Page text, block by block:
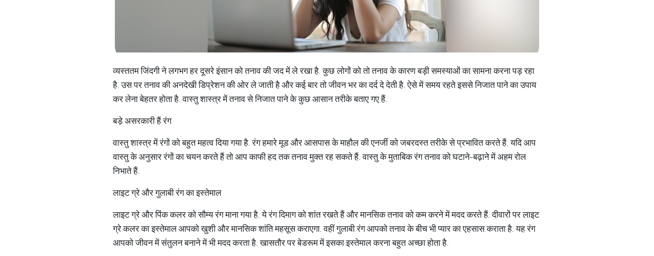
व्‍यस्‍ततम जिंदगी ने लगभग हर दूसरे इंसान को तनाव की जद में ले रखा है. कुछ लोगों को तो तनाव के कारण बड़ी समस्‍याओं का सामना करना पड़ रहा
है. उस पर तनाव की अनदेखी डिप्रेशन की ओर ले जाती है और कई बार तो जीवन भर का दर्द दे देती है. ऐसे में समय रहते इससे निजात पाने का उपाय
कर लेना बेहतर होता है. वास्‍तु शास्‍त्र में तनाव से निजात पाने के कुछ आसान तरीके बताए गए हैं.
बड़े असरकारी हैं रंग
वास्‍तु शास्‍त्र में रंगों को बहुत महत्‍व दिया गया है. रंग हमारे मूड और आसपास के माहौल की एनर्जी को जबरदस्‍त तरीके से प्रभावित करते हैं. यदि आप
वास्तु के अनुसार रंगों का चयन करते हैं तो आप काफी हद तक तनाव मुक्‍त रह सकते हैं. वास्‍तु के मुताबिक रंग तनाव को घटाने-बढ़ाने में अहम रोल
निभाते हैं.
लाइट ग्रे और गुलाबी रंग का इस्तेमाल
लाइट ग्रे और पिंक कलर को सौम्‍य रंग माना गया है. ये रंग दिमाग को शांत रखते हैं और मानसिक तनाव को कम करने में मदद करते हैं. दीवारों पर लाइट
ग्रे कलर का इस्‍तेमाल आपको खुशी और मानसिक शांति महसूस कराएगा. वहीं गुलाबी रंग आपको तनाव के बीच भी प्यार का एहसास कराता है. यह रंग
आपको जीवन में संतुलन बनाने में भी मदद करता है. खासतौर पर बेडरूम में इसका इस्‍तेमाल करना बहुत अच्‍छा होता है.